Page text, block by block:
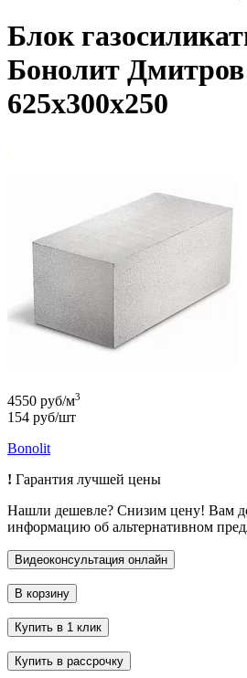
Блок
Бонолит Дмитров
625х300х250
4550 руб/м3
154 руб/шт
Bonolit
! Гарантия лучшей цены
Нашли дешевле? Снизим цену! Вам
информацию об альтернативном